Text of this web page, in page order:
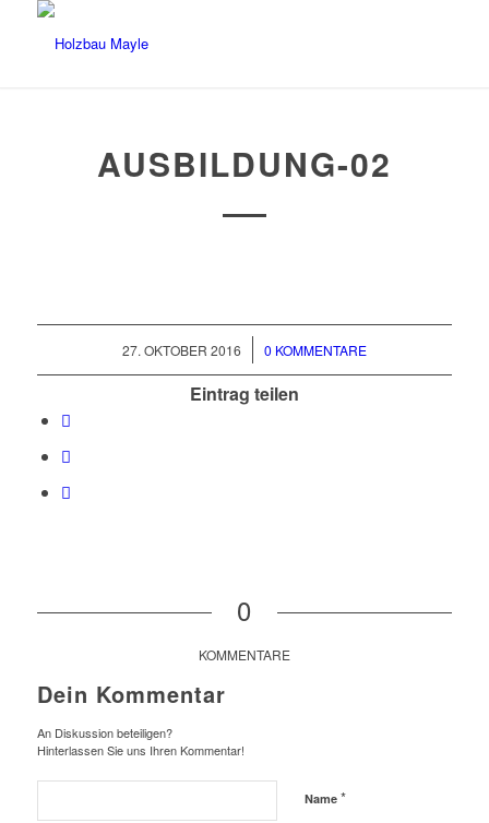
AUSBILDUNG-02
27. OKTOBER 2016
/ 0 KOMMENTARE
Eintrag teilen
0
KOMMENTARE
Dein Kommentar
An Diskussion beteiligen?
Hinterlassen Sie uns Ihren Kommentar!
Name *